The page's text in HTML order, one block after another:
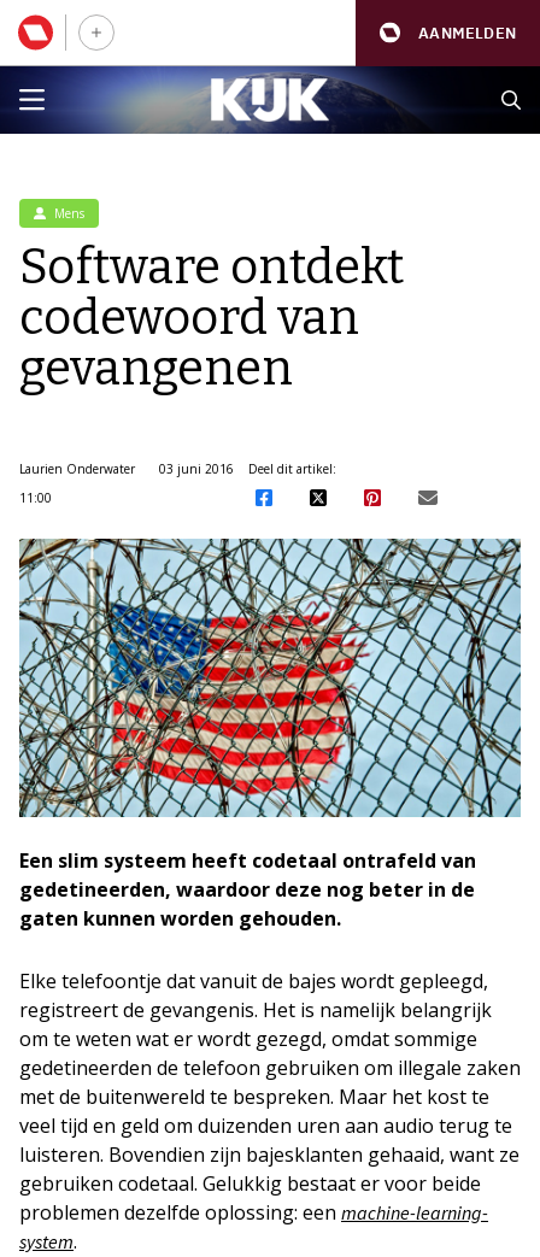
AANMELDEN
Mens
Software ontdekt
codewoord van
gevangenen
Laurien Onderwater
03 juni 2016
11:00
Deel dit artikel:
Een slim systeem heeft codetaal ontrafeld van
gedetineerden, waardoor deze nog beter in de
gaten kunnen worden gehouden.
Elke telefoontje dat vanuit de bajes wordt gepleegd,
registreert de gevangenis. Het is namelijk belangrijk
om te weten wat er wordt gezegd, omdat sommige
gedetineerden de telefoon gebruiken om illegale zaken
met de buitenwereld te bespreken. Maar het kost te
veel tijd en geld om duizenden uren aan audio terug te
luisteren. Bovendien zijn bajesklanten gehaaid, want ze
gebruiken codetaal. Gelukkig bestaat er voor beide
problemen dezelfde oplossing: een machine-learning-
system.